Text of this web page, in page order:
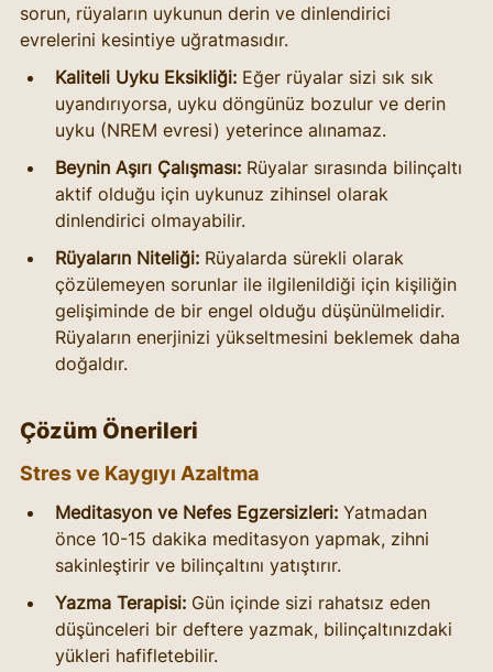
sorun, rüyaların uykunun derin ve dinlendirici
evrelerini kesintiye uğratmasıdır.
Kaliteli Uyku Eksikliği: Eğer rüyalar sizi sık sık
uyandırıyorsa, uyku döngünüz bozulur ve derin
uyku (NREM evresi) yeterince alınamaz.
Beynin Aşırı Çalışması: Rüyalar sırasında bilinçaltı
aktif olduğu için uykunuz zihinsel olarak
dinlendirici olmayabilir.
Rüyaların Niteliği: Rüyalarda sürekli olarak
çözülemeyen sorunlar ile ilgilenildiği için kişiliğin
gelişiminde de bir engel olduğu düşünülmelidir.
Rüyaların enerjinizi yükseltmesini beklemek daha
doğaldır.
Çözüm Önerileri
Stres ve Kaygıyı Azaltma
Meditasyon ve Nefes Egzersizleri: Yatmadan
önce 10-15 dakika meditasyon yapmak, zihni
sakinleştirir ve bilinçaltını yatıştırır.
Yazma Terapisi: Gün içinde sizi rahatsız eden
düşünceleri bir deftere yazmak, bilinçaltınızdaki
yükleri hafifletebilir.